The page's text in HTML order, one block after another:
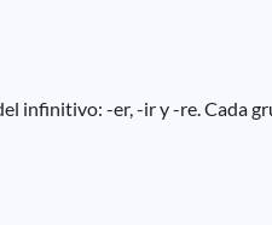
infinitivo: -er, -ir y -re. Cada